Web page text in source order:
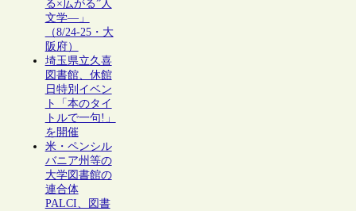
る×広がる”人
文学―」
（8/24-25・大
阪府）
埼玉県立久喜
図書館、休館
日特別イベン
ト「本のタイ
トルで一句!」
を開催
米・ペンシル
バニア州等の
大学図書館の
連合体
PALCI、図書